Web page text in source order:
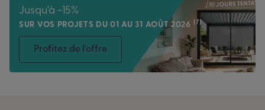
Jusqu'à -15%
SUR VOS PROJETS DU 01 AU 31 AOÛT 2026 (7)
Profitez de l'offre